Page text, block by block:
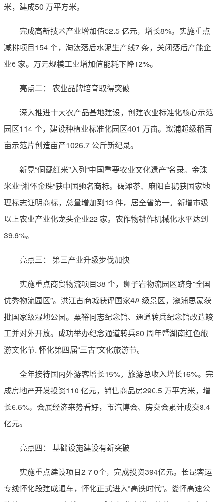
米，建成50 万平方米。
完成高新技术产业增加值52.5 亿元，增长8%。实施重点
减排项目154 个，淘汰落后水泥生产线7 条，关闭落后产能企
业6 家。万元规模工业增加值能耗下降12%。
亮点二： 农业品牌培育取得突破
深入推进十大农产品基地建设，创建农业标准化核心示范
园区114 个，建设种植业标准化园区401 万亩。溆浦超级稻百
亩示范片创造亩产1026.7 公斤新纪录。
新晃“侗藏红米”入列“中国重要农业文化遗产”名录。金珠
米业“湘怀金珠”获中国驰名商标。碣滩茶、麻阳白鹅获国家地
理标志证明商标，总量增加到13 件，居全省第一。新增市级
以上农业产业化龙头企业22 家。农作物耕作机械化水平达到
39.6%。
亮点三： 第三产业升级步伐加快
实施重点商贸物流项目38 个，狮子岩物流园区跻身“全国
优秀物流园区”。洪江古商城获评国家4A 级景区，溆浦思蒙获
批国家级湿地公园。粟裕同志纪念馆、通道转兵纪念馆改造竣
工并对外开放。成功举办纪念通道转兵80 周年暨湖南红色旅
游文化节. 怀化第四届“三古”文化旅游节。
全年接待国内外游客增长15%，旅游总收入增长16%。完
成房地产开发投资110 亿元，销售商品房290.5 万平方米，增
长6.5%。会展经济来势看好，市汽博会、房交会累计成交8.4
亿元。
亮点四： 基础设施建设有新突破
实施重点建设项目2 7 0个，完成投资394亿元。长昆客运
专线怀化段建成通车，怀化正式进入“高铁时代”。娄怀高速公